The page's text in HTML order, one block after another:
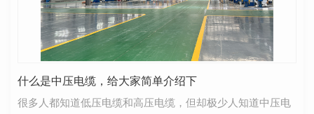
什么是中压电缆，给大家简单介绍下
很多人都知道低压电缆和高压电缆，但却极少人知道中压电